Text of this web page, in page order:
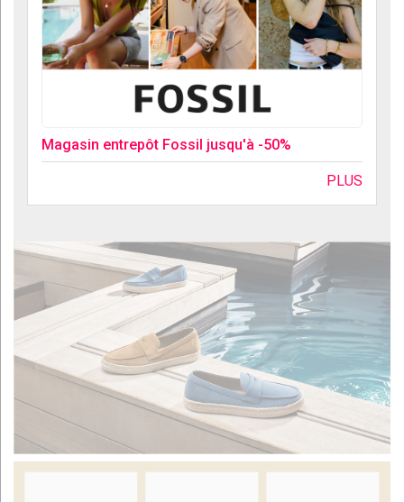
Magasin entrepôt Fossil jusqu'à -50%
PLUS